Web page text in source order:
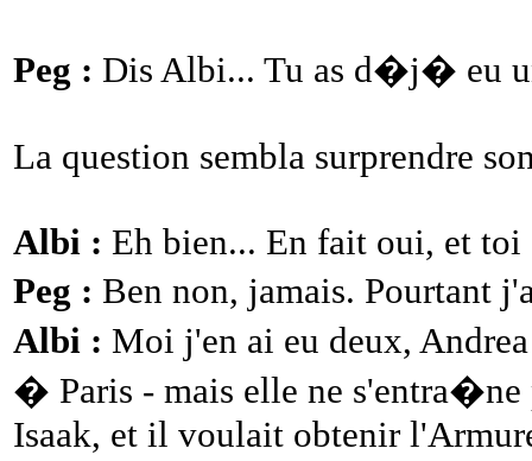
Peg : Dis Albi... Tu as d�j� eu
La question sembla surprendre
Albi : Eh bien... En fait oui, et toi
Peg : Ben non, jamais. Pourtant
Albi : Moi j'en ai eu deux,
� Paris - mais elle ne
Isaak, et il voulait obtenir